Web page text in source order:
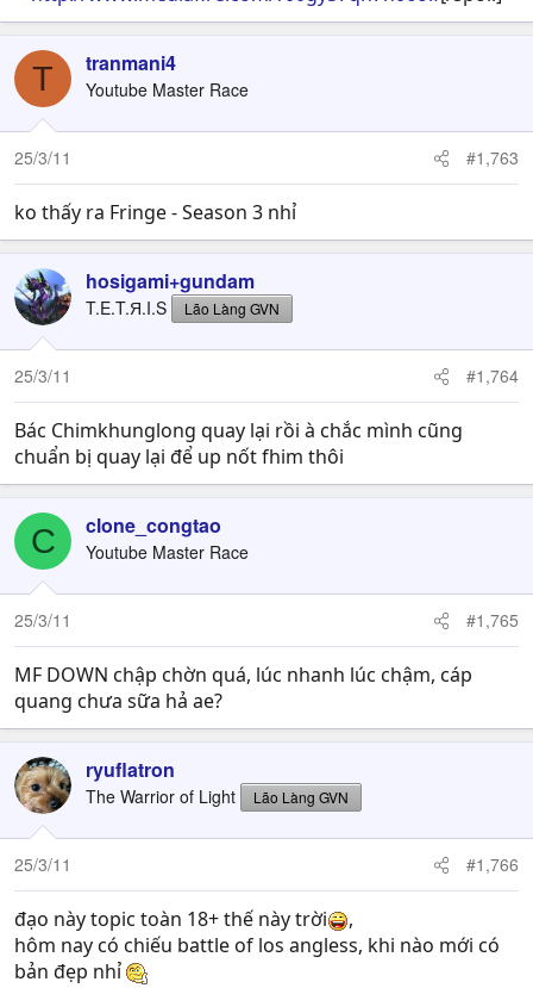
T tranmani4
Youtube Master Race
25/3/11 #1,763
ko thấy ra Fringe - Season 3 nhỉ
hosigami+gundam
T.E.T.Я.I.S Lão Làng GVN
25/3/11 #1,764
Bác Chimkhunglong quay lại rồi à chắc mình cũng
chuẩn bị quay lại để up nốt fhim thôi
C clone_congtao
Youtube Master Race
25/3/11 #1,765
MF DOWN chập chờn quá, lúc nhanh lúc chậm, cáp
quang chưa sữa hả ae?
ryuflatron
The Warrior of Light Lão Làng GVN
25/3/11 #1,766
đạo này topic toàn 18+ thế này trời
,
hôm nay có chiếu battle of los angless, khi nào mới có
bản đẹp nhỉ